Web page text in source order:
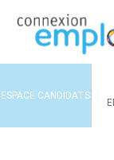
ESPACE CANDIDATS